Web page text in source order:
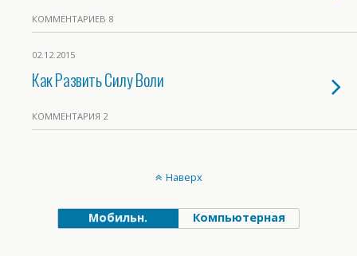
КОММЕНТАРИЕВ 8
02.12.2015
Как Развить Силу Воли
КОММЕНТАРИЯ 2
Наверх
Мобильн. Компьютерная